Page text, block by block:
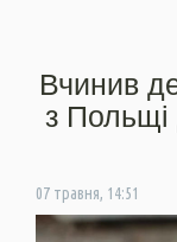
Вчинив
з Польщі
07 травня, 14:51